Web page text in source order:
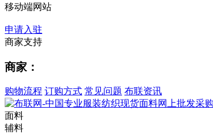
移动端网站
申请入驻
商家支持
商家：
购物流程 订购方式 常见问题 布联资讯
面料
辅料